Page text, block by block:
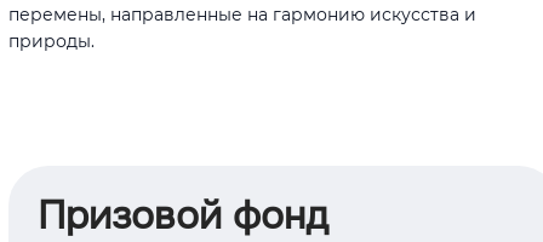
перемены, направленные на гармонию искусства и
природы.
Призовой фонд